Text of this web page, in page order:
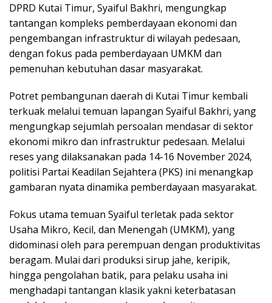
DPRD Kutai Timur, Syaiful Bakhri, mengungkap
tantangan kompleks pemberdayaan ekonomi dan
pengembangan infrastruktur di wilayah pedesaan,
dengan fokus pada pemberdayaan UMKM dan
pemenuhan kebutuhan dasar masyarakat.
Potret pembangunan daerah di Kutai Timur kembali
terkuak melalui temuan lapangan Syaiful Bakhri, yang
mengungkap sejumlah persoalan mendasar di sektor
ekonomi mikro dan infrastruktur pedesaan. Melalui
reses yang dilaksanakan pada 14-16 November 2024,
politisi Partai Keadilan Sejahtera (PKS) ini menangkap
gambaran nyata dinamika pemberdayaan masyarakat.
Fokus utama temuan Syaiful terletak pada sektor
Usaha Mikro, Kecil, dan Menengah (UMKM), yang
didominasi oleh para perempuan dengan produktivitas
beragam. Mulai dari produksi sirup jahe, keripik,
hingga pengolahan batik, para pelaku usaha ini
menghadapi tantangan klasik yakni keterbatasan